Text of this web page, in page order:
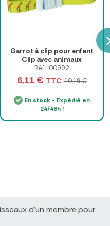
Garrot à clip pour enfant
Clip avec animaux
Réf : 00992
6,11 € TTC 10,19 €
En stock - Expédié en
24/48h !
d’un membre pour